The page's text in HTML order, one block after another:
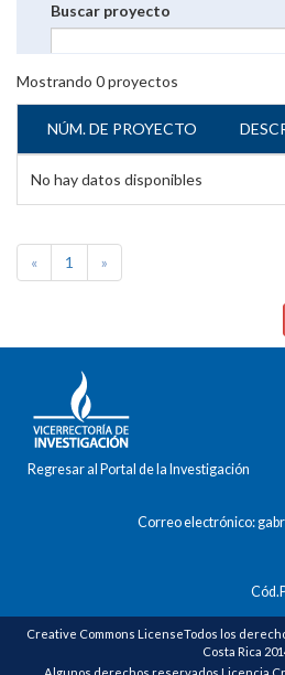
Buscar proyecto
Mostrando 0proyectos
NÚM. DE PROYECTO
No hay datos disponibles
« 1 »
Regresar al Portal de la Investigación
Correo electrónico:
Creative Commons LicenseTodos los
Costa Rica